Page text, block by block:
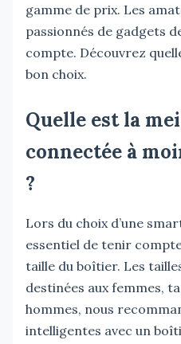
gamme de prix. Les
passionnés de gadgets
compte. Découvrez
bon choix.
Quelle est la
connectée à
?
Lors du choix d’une
essentiel de tenir
taille du boîtier. Les
destinées aux femmes,
hommes, nous
intelligentes avec un